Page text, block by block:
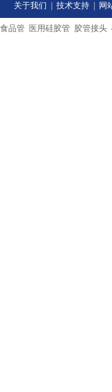
关于我们 技术支持 网
食品管 医用硅胶管 胶管接头